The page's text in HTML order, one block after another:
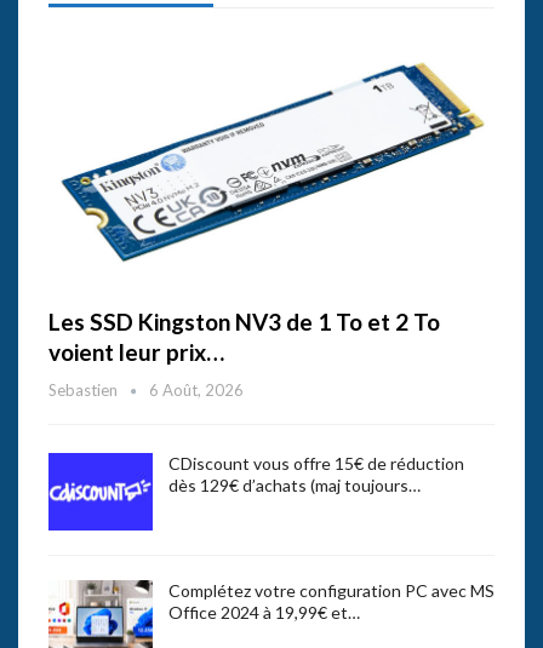
Les SSD Kingston NV3 de 1 To et 2 To
voient leur prix…
Sebastien 6 Août, 2026
CDiscount vous offre 15€ de réduction
dès 129€ d’achats (maj toujours…
Complétez votre configuration PC avec MS
Office 2024 à 19,99€ et…